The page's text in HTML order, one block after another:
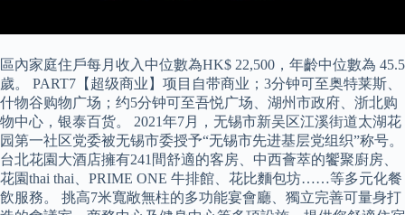
區內家庭住戶每月收入中位數為HK$ 22,500，年齡中位數為 45.5
歲。 PART7【超级商业】项目自带商业；3分钟可至奥特莱斯、
什物谷购物广场；约5分钟可至吾悦广场、湖州市政府、浙北购
物中心，银泰百货。 2021年7月，无锡市新吴区江溪街道太湖花
园第一社区党委被无锡市委授予“无锡市先进基层党组织”称号。
台北花園大酒店擁有241間舒適的客房、中西薈萃的饗聚廚房、
花園thai thai、PRIME ONE 牛排館、花比麵包坊……等多元化餐
飲服務。 挑高7米寬敞無柱的多功能宴會廳、獨立完善可量身打